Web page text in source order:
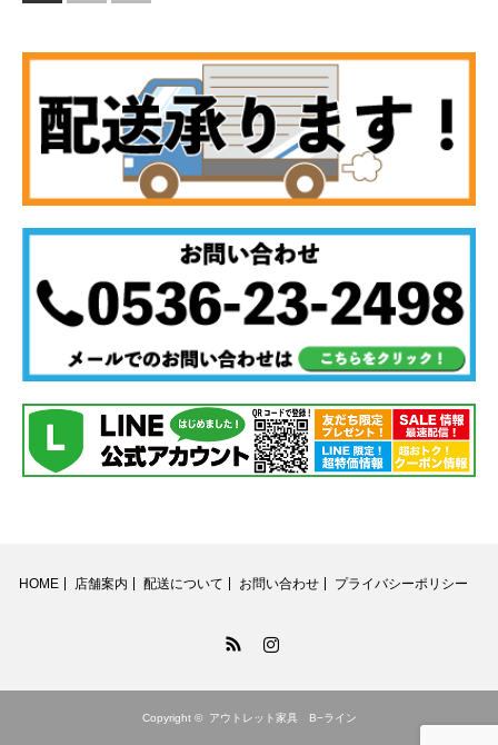
HOME 店舗案内 配送について お問い合わせ プライバシーポリシー
Copyright © アウトレット家具 B−ライン